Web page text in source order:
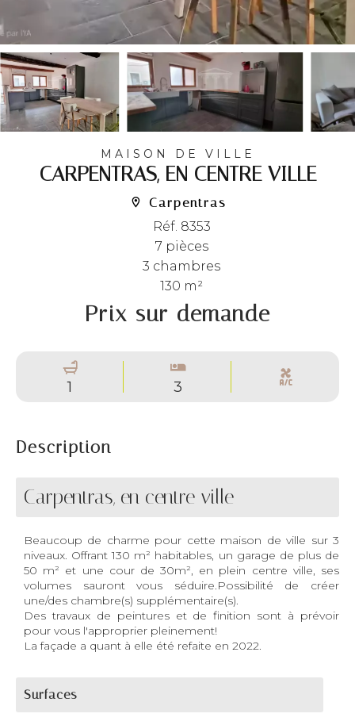
MAISON DE VILLE
CARPENTRAS, EN CENTRE VILLE
Carpentras
Réf. 8353
7 pièces
3 chambres
130 m²
Prix sur demande
1 3
Description
Carpentras, en centre ville
Beaucoup de charme pour cette maison de ville sur 3
niveaux. Offrant 130 m² habitables, un garage de plus de
50 m² et une cour de 30m², en plein centre ville, ses
volumes sauront vous séduire.Possibilité de créer
une/des chambre(s) supplémentaire(s).
Des travaux de peintures et de finition sont à prévoir
pour vous l'approprier pleinement!
La façade a quant à elle été refaite en 2022.
Surfaces